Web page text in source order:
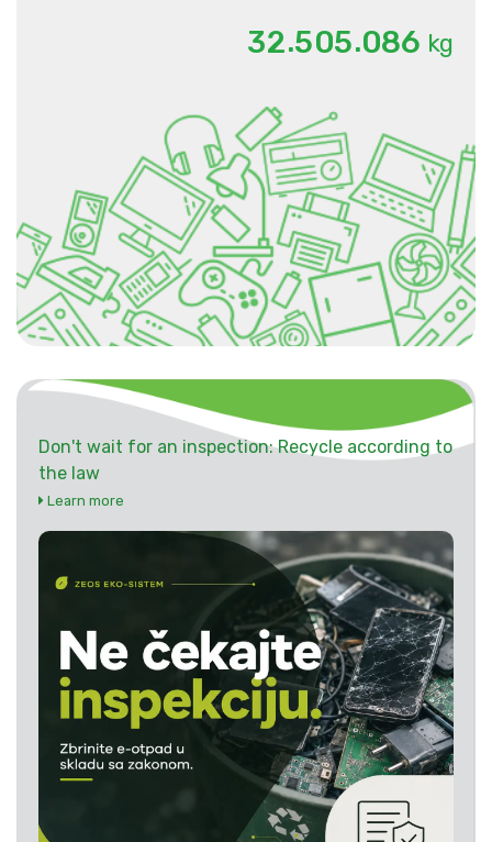
32.505.086 kg
Don't wait for an inspection: Recycle according to
the law
Learn more